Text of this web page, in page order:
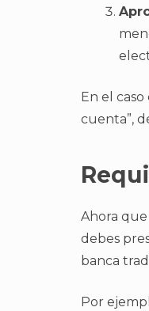
En el
cuenta”,
Ahora
debes
banca
Por